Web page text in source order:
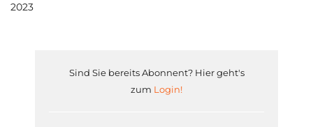
2023
Sind Sie bereits Abonnent? Hier geht's
zum Login!